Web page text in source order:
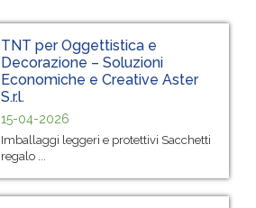
TNT per Oggettistica e
Decorazione – Soluzioni
Economiche e Creative Aster
S.r.l.
15-04-2026
Imballaggi leggeri e protettivi Sacchetti
regalo ...